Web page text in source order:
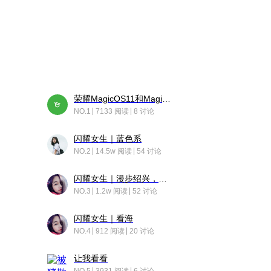
NO.1 7133 阅读 8 讨论
闪耀女生｜蓝色系
NO.2 14.5w 阅读 54 讨论
NO.3 1.2w 阅读 52 讨论
闪耀女生｜看海
NO.4 912 阅读 20 讨论
让我看看